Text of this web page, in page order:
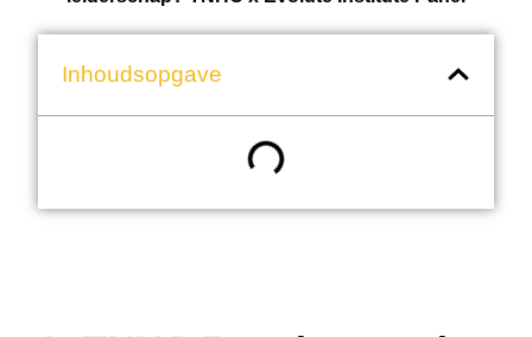
Inhoudsopgave